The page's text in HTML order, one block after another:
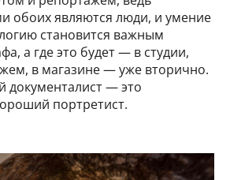
обоих являются люди, и умение
становится важным
а где это будет — в студии,
в магазине — уже вторично.
документалист — это
портретист.